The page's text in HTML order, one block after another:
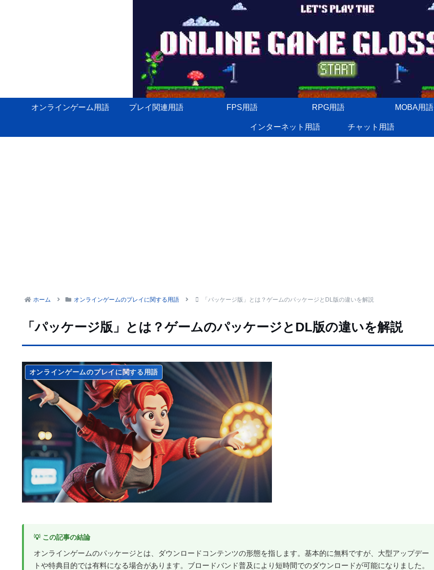
オンラインゲーム用語 プレイ関連用語 FPS用語 RPG用語 MOBA用語
インターネット用語 チャット用語
ホーム オンラインゲームのプレイに関する用語 「パッケージ版」とは？ゲームのパッケージとDL版の違いを解説
「パッケージ版」とは？ゲームのパッケージとDL版の違いを解説
オンラインゲームのプレイに関する用語
💡 この記事の結論
オンラインゲームのパッケージとは、ダウンロードコンテンツの形態を指します。基本的に無料ですが、大型アップデー
トや特典目的では有料になる場合があります。ブロードバンド普及により短時間でのダウンロードが可能になりました。